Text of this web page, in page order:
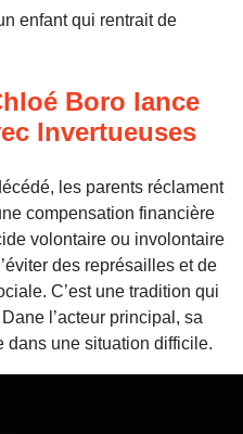
enfant qui rentrait de
Boro lance
Invertueuses
les parents réclament
compensation financière
volontaire ou involontaire
des représailles et de
C’est une tradition qui
l’acteur principal, sa
dans une situation difficile.